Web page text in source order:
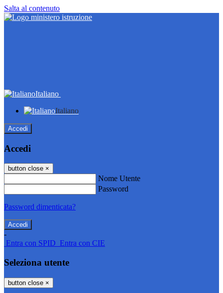
Salta al contenuto
Italiano
Italiano
Accedi
Accedi
button close ×
Nome Utente
Password
Password dimenticata?
-
Entra con SPID Entra con CIE
Seleziona utente
button close ×